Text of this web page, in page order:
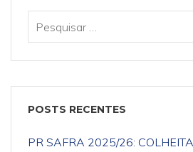
POSTS RECENTES
PR SAFRA 2025/26: